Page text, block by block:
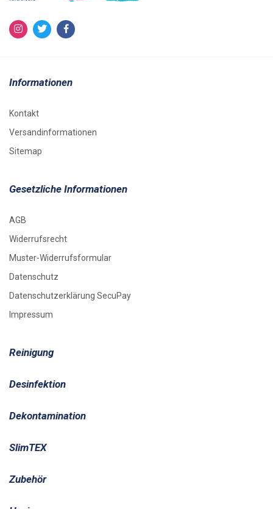
Informationen
Kontakt
Versandinformationen
Sitemap
Gesetzliche Informationen
AGB
Widerrufsrecht
Muster-Widerrufsformular
Datenschutz
Datenschutzerklärung SecuPay
Impressum
Reinigung
Desinfektion
Dekontamination
SlimTEX
Zubehör